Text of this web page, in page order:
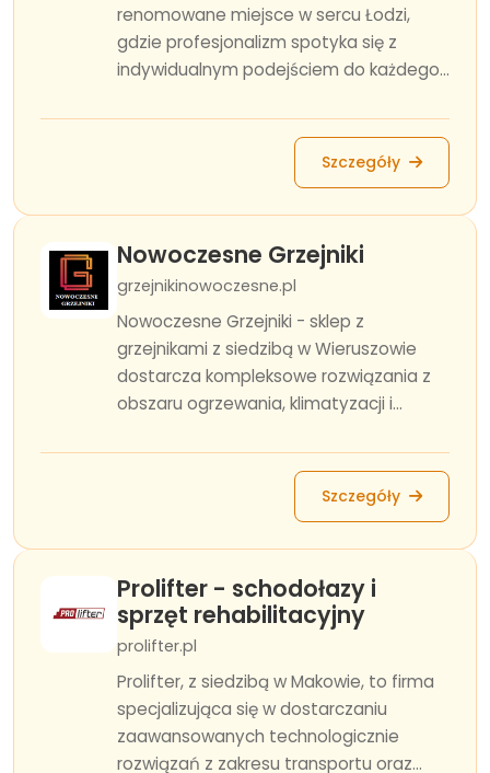
renomowane miejsce w sercu Łodzi,
gdzie profesjonalizm spotyka się z
indywidualnym podejściem do każdego...
Szczegóły
Nowoczesne Grzejniki
grzejnikinowoczesne.pl
Nowoczesne Grzejniki - sklep z
grzejnikami z siedzibą w Wieruszowie
dostarcza kompleksowe rozwiązania z
obszaru ogrzewania, klimatyzacji i...
Szczegóły
Prolifter - schodołazy i
sprzęt rehabilitacyjny
prolifter.pl
Prolifter, z siedzibą w Makowie, to firma
specjalizująca się w dostarczaniu
zaawansowanych technologicznie
rozwiązań z zakresu transportu oraz...